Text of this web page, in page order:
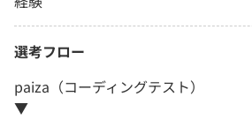
選考フロー
paiza（コーディングテスト）
▼